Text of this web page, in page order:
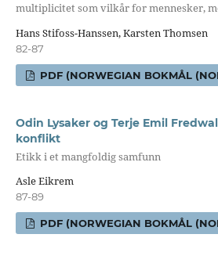
multiplicitet som vilkår for mennesker,
Hans Stifoss-Hanssen, Karsten Thomsen
82-87
PDF (NORWEGIAN BOKMÅL
Odin Lysaker og Terje Emil
konflikt
Etikk i et mangfoldig samfunn
Asle Eikrem
87-89
PDF (NORWEGIAN BOKMÅL